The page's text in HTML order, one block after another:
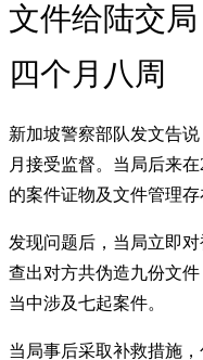
文件给陆交
四个月八周
新加坡警察部队发文告
月接受监督。当局后来
的案件证物及文件管理存
发现问题后，当局立即
查出对方共伪造九份文
当中涉及七起案件。
当局事后采取补救措施